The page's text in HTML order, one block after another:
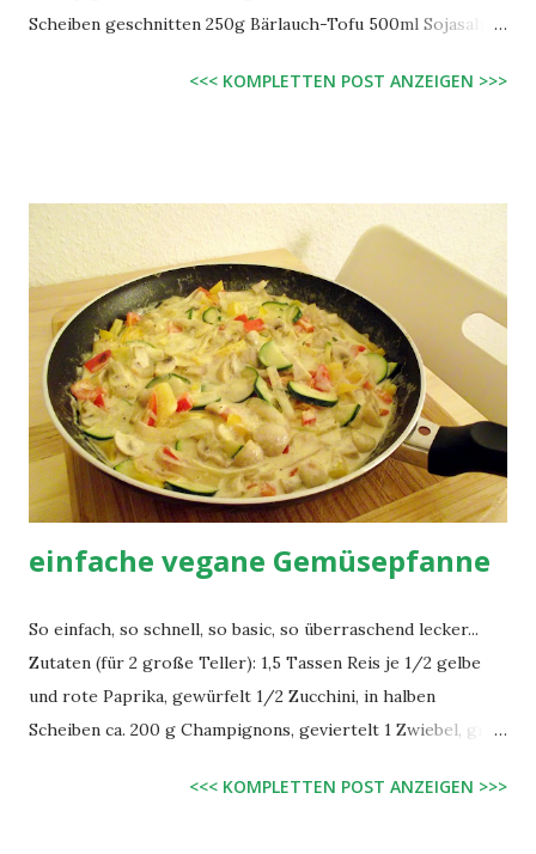
Scheiben geschnitten 250g Bärlauch-Tofu 500ml Sojasahne
wie gewohnt kochen. In einer Pfanne die Zwiebel in Öl
auffüllen. Das Ganze jetzt noch eine Zeit lang kochen
lassen und dann mit Salz, Pfeffer und Knoblauchgewürz
abschmecken. Fertig :)
<<< KOMPLETTEN POST ANZEIGEN >>>
einfache vegane Gemüsepfanne
So einfach, so schnell, so basic, so überraschend lecker...
Zutaten (für 2 große Teller): 1,5 Tassen Reis je 1/2 gelbe
und rote Paprika, gewürfelt 1/2 Zucchini, in halben
Scheiben ca. 200 g Champignons, geviertelt 1 Zwiebel, grob
Pfeffer, Hähnchenwürzsalz Zubereitung: Reis wie gewohnt
<<< KOMPLETTEN POST ANZEIGEN >>>